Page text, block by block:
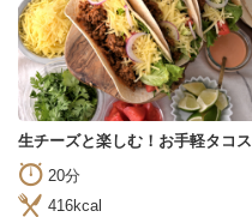
生チーズと楽しむ！お手軽タコス
20分
416kcal